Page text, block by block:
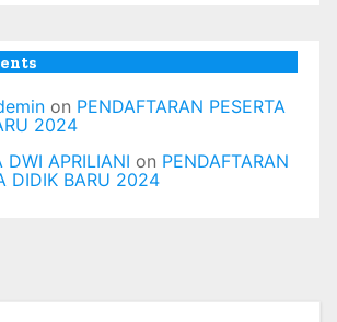
on PENDAFTARAN PESERTA
2024
DWI APRILIANI on PENDAFTARAN
DIDIK BARU 2024